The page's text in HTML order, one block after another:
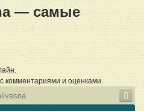
— самые
комментариями и оценками.